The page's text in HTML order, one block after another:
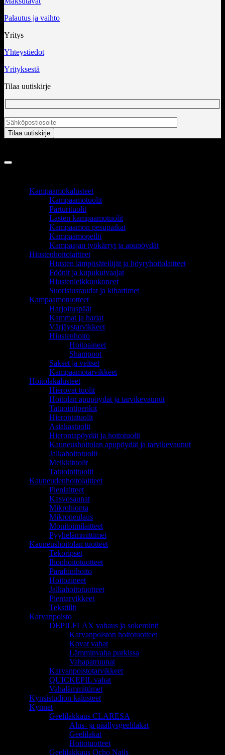
Palautus ja vaihto
Yritys
Yhteystiedot
Yrityksestä
Tilaa uutiskirje
Kampaamokalusteet
Kampaamotuolit
Parturituolit
Lasten kampaamotuolit
Kampaamon pesupaikat
Kampaamopeilit
Kampaajan työkärryt ja apupöydät
Hiustenhoitolaitteet
Hiusten lämpösäteilijät ja höyryhoitolaitteet
Föönit ja kupukuivaajat
Hiustenleikkuukoneet
Suoristusraudat ja kihartimet
Kampaamotuotteet
Harjoituspäät
Kammat ja harjat
Värjäystarvikkeet
Hiustenhoito
Hoitoaineet
Shampoot
Sakset ja veitset
Kampaamotarvikkeet
Hoitolakalusteet
Hierovat tuolit
Hoitolan apupöydät ja tarvikevaunut
Tatuointipenkit
Hierontatuolit
Asiakastuolit
Hierontapöydät ja hoitotuolit
Kauneushoitolan apupöydät ja tarvikevaunut
Jalkahoitotuolit
Meikkituolit
Tatuointituolit
Kauneudenhoitolaitteet
Pienlaitteet
Kasvosaunat
Mikrohionta
Mikroneulaus
Monitoimilaitteet
Pyyhelämmittimet
Kauneushoitolan tuotteet
Tekoripset
Ihonhoitotuotteet
Parafiinihoito
Hoitoaineet
Jalkahoitotuotteet
Pientarvikkeet
Tekstiilit
Karvanpoisto
DEPILFLAX vahaus ja sokerointi
Karvanpoiston hoitotuotteet
Kovat vahat
Lämminvaha purkissa
Vahapatruunat
Karvanpoistotarvikkeet
QUICKEPIL vahat
Vahalämmittimet
Kynsistudion kalusteet
Kynnet
Geelilakkaus CLARESA
Alus- ja päällysgeelilakat
Geelilakat
Hoitotuotteet
Geelilakkaus Ocho Nails